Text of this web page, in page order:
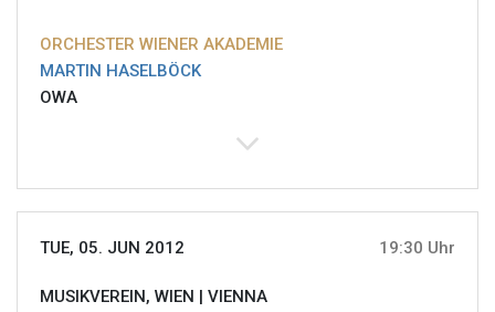
ORCHESTER WIENER AKADEMIE
MARTIN HASELBÖCK
OWA
TUE, 05. JUN 2012 19:30 Uhr
MUSIKVEREIN, WIEN | VIENNA